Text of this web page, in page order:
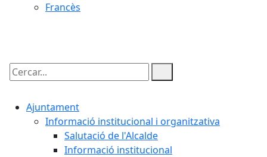
Francès
Cercar:
Ajuntament
Informació institucional i organitzativa
Salutació de l'Alcalde
Informació institucional